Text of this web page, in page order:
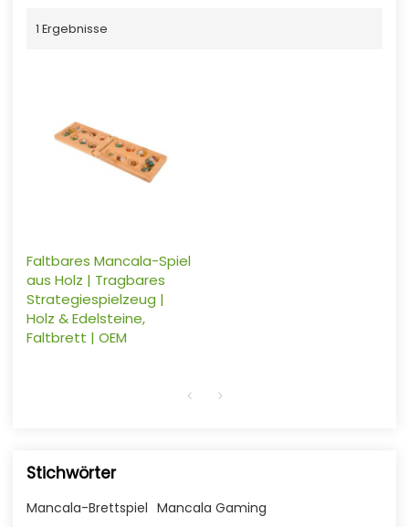
1 Ergebnisse
Faltbares Mancala-Spiel
aus Holz | Tragbares
Strategiespielzeug |
Holz & Edelsteine,
Faltbrett | OEM
Stichwörter
Mancala-Brettspiel Mancala Gaming